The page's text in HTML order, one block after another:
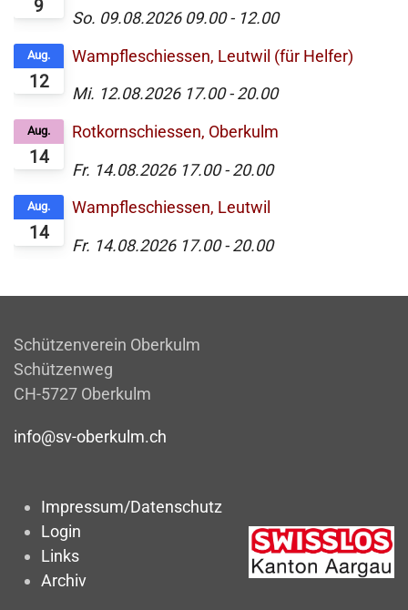
9
So. 09.08.2026 09.00 - 12.00
12
Aug.
Wampfleschiessen, Leutwil (für Helfer)
Mi. 12.08.2026 17.00 - 20.00
14
Aug.
Rotkornschiessen, Oberkulm
Fr. 14.08.2026 17.00 - 20.00
14
Aug.
Wampfleschiessen, Leutwil
Fr. 14.08.2026 17.00 - 20.00
Schützenverein Oberkulm
Schützenweg
CH-5727 Oberkulm
info@sv-oberkulm.ch
Impressum/Datenschutz
Login
Links
Archiv